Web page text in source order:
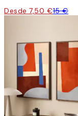
Desde 7,50 €15 €